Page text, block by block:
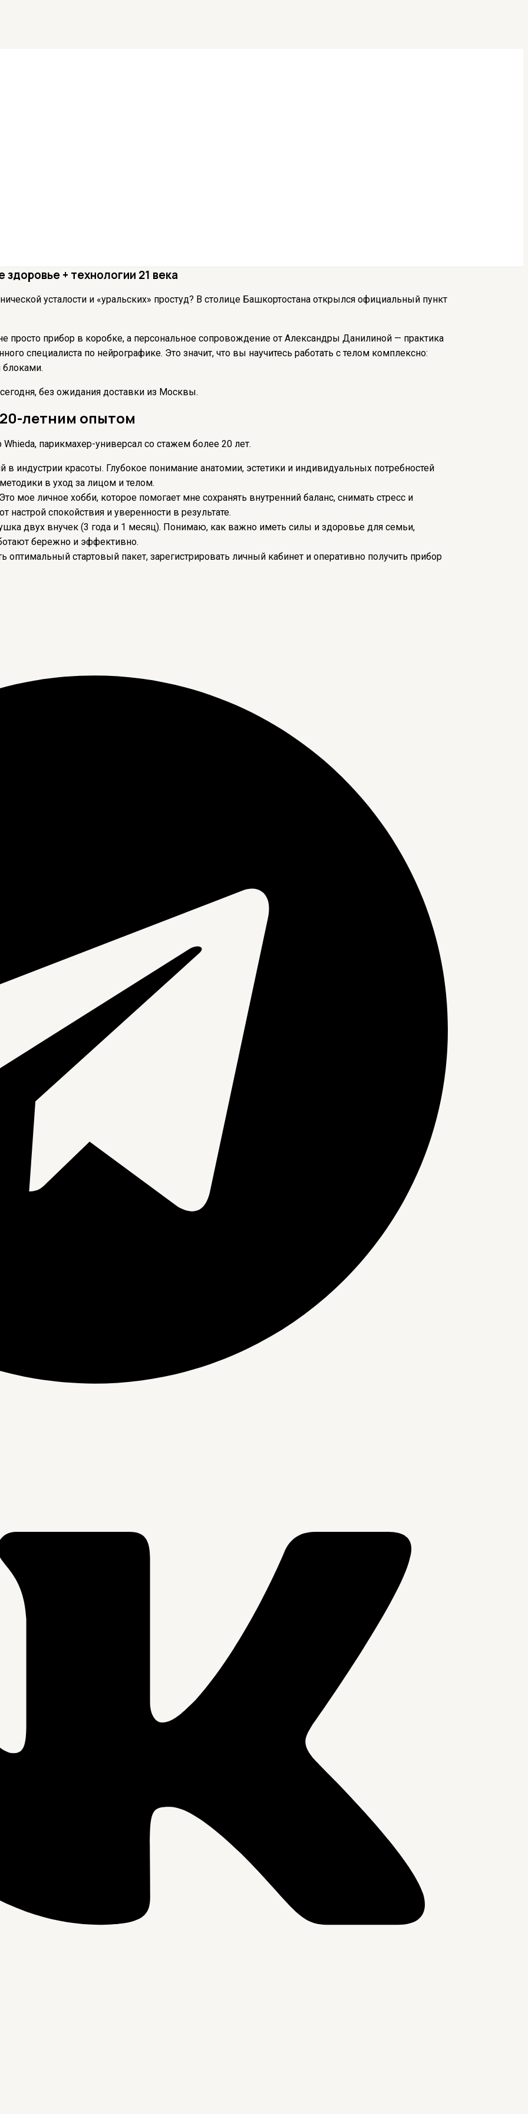
+ технологии 21 века
усталости и «уральских» простуд? В столице Башкортостана открылся официальный пункт
просто прибор в коробке, а персональное сопровождение от Александры Данилиной — практика
специалиста по нейрографике. Это значит, что вы научитесь работать с телом комплексно:
блоками.
без ожидания доставки из Москвы.
летним опытом
парикмахер-универсал со стажем более 20 лет.
в индустрии красоты. Глубокое понимание анатомии, эстетики и индивидуальных потребностей
в уход за лицом и телом.
мое личное хобби, которое помогает мне сохранять внутренний баланс, снимать стресс и
спокойствия и уверенности в результате.
двух внучек (3 года и 1 месяц). Понимаю, как важно иметь силы и здоровье для семьи,
бережно и эффективно.
стартовый пакет, зарегистрировать личный кабинет и оперативно получить прибор